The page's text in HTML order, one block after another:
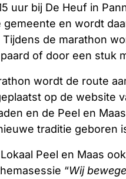
uur bij De Heuf in
en wordt
Tijdens de marathon
of door een stuk
wordt de route
op de website
en de Peel en
traditie geboren
Peel en Maas
“Wij